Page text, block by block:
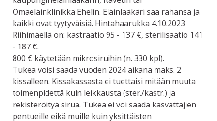
Omaeläinklinikka Ehelin. Eläinlääkäri saa rahansa ja
kaikki ovat tyytyväisiä. Hintahaarukka 4.10.2023
Riihimäellä on: kastraatio 95 - 137 €, sterilisaatio 141
- 187 €.
800 € käytetään mikrosiruihin (n. 330 kpl).
Tukea voisi saada vuoden 2024 aikana maks. 2
kissalleen. Kissakassasta ei tuettaisi mitään muuta
toimenpidettä kuin leikkausta (ster./kastr.) ja
rekisteröityä sirua. Tukea ei voi saada kasvattajien
pentueille eikä muille kuin yksittäisten